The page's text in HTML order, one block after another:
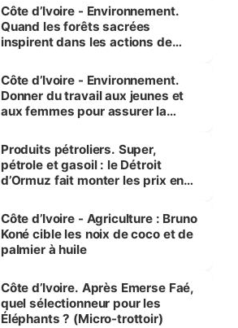
Côte d’Ivoire - Environnement.
Quand les forêts sacrées
inspirent dans les actions de
Côte d’Ivoire - Environnement.
Donner du travail aux jeunes et
aux femmes pour assurer la
menacées
Produits pétroliers. Super,
pétrole et gasoil : le Détroit
d’Ormuz fait monter les prix en
Côte d’Ivoire - Agriculture : Bruno
Koné cible les noix de coco et de
palmier à huile
Côte d’Ivoire. Après Emerse Faé,
quel sélectionneur pour les
Éléphants ? (Micro-trottoir)